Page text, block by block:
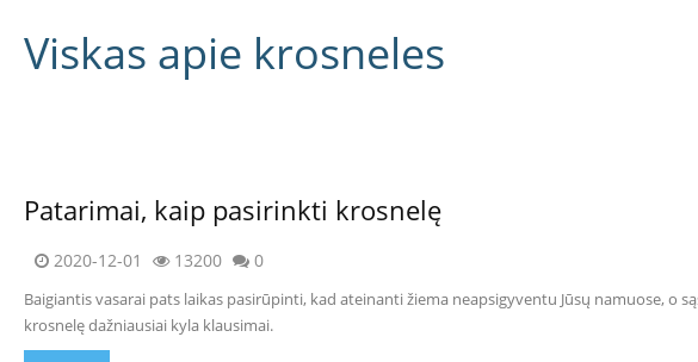
Seguin
Heta
židiniai
Ortakiai
ir
įranga
Viskas apie krosneles
Patarimai, kaip pasirinkti krosnelę
2020-12-01 13200 0
Baigiantis vasarai pats laikas pasirūpinti, kad ateinanti žiema neapsigyventu Jūsų namuose, o
krosnelę dažniausiai kyla klausimai.